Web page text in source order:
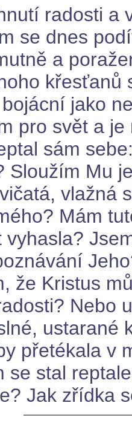
radosti a
se dnes
a
křesťanů
jako
pro svět a
sám
Sloužím Mu
vlažná
Mám
vyhasla?
že Kristus
Nebo
ustarané
přetékala v
se stal
Jak zřídka